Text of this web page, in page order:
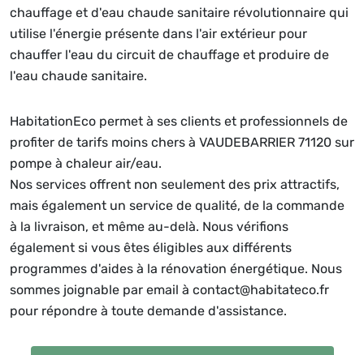
chauffage et d'eau chaude sanitaire révolutionnaire qui
utilise l'énergie présente dans l'air extérieur pour
chauffer l'eau du circuit de chauffage et produire de
l'eau chaude sanitaire.
HabitationEco permet à ses clients et professionnels de
profiter de tarifs moins chers à VAUDEBARRIER 71120 sur
pompe à chaleur air/eau.
Nos services offrent non seulement des prix attractifs,
mais également un service de qualité, de la commande
à la livraison, et même au-delà. Nous vérifions
également si vous êtes éligibles aux différents
programmes d'aides à la rénovation énergétique. Nous
sommes joignable par email à contact@habitateco.fr
pour répondre à toute demande d'assistance.